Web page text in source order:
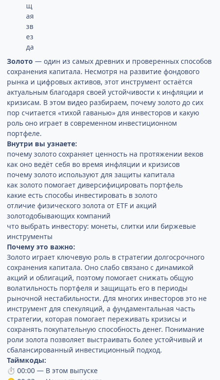
Золото — один из самых древних и проверенных способов
сохранения капитала. Несмотря на развитие фондового
рынка и цифровых активов, этот инструмент остаётся
актуальным благодаря своей устойчивости к инфляции и
кризисам. В этом видео разбираем, почему золото до сих
пор считается «тихой гаванью» для инвесторов и какую
роль оно играет в современном инвестиционном
портфеле.
Внутри вы узнаете:
почему золото сохраняет ценность на протяжении веков
как оно ведёт себя во время инфляции и кризисов
почему золото используют для защиты капитала
как золото помогает диверсифицировать портфель
какие есть способы инвестировать в золото
отличие физического золота от ETF и акций
золотодобывающих компаний
что выбрать инвестору: монеты, слитки или биржевые
инструменты
Почему это важно:
Золото играет ключевую роль в стратегии долгосрочного
сохранения капитала. Оно слабо связано с динамикой
акций и облигаций, поэтому помогает снижать общую
волатильность портфеля и защищать его в периоды
рыночной нестабильности. Для многих инвесторов это не
инструмент для спекуляций, а фундаментальная часть
стратегии, которая помогает переживать кризисы и
сохранять покупательную способность денег. Понимание
роли золота позволяет выстраивать более устойчивый и
сбалансированный инвестиционный подход.
Таймкоды:
⏱ 00:00 — В этом выпуске